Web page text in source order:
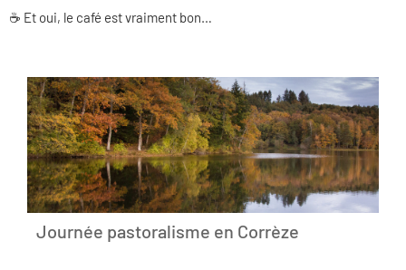
☕️ Et oui, le café est vraiment bon…
Journée pastoralisme en Corrèze